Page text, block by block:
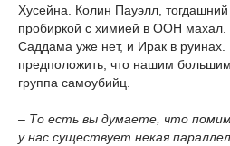
Хусейна. Колин Пауэлл,
пробиркой с химией в ООН махал.
Саддама уже нет, и Ирак в руинах.
предположить, что нашим большим
группа самоубийц.
– То есть вы думаете, что
у нас существует некая